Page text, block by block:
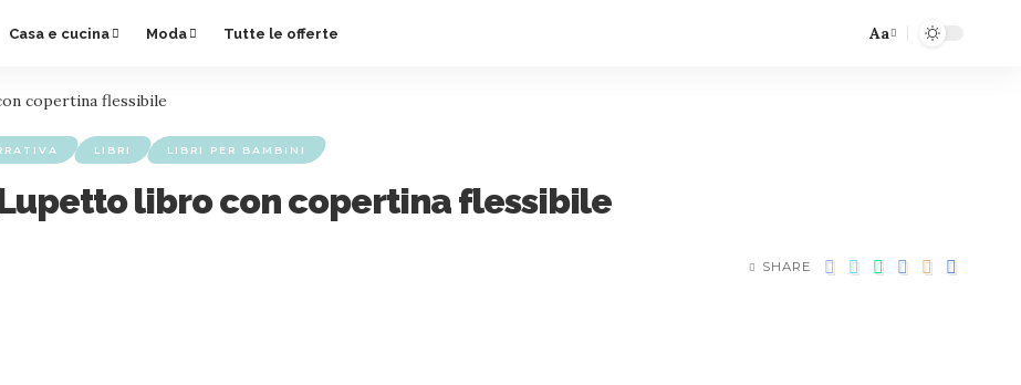
Casa e cucina Moda Tutte le offerte Aa
copertina flessibile
LIBRI LIBRI PER BAMBINI
libro con copertina flessibile
SHARE